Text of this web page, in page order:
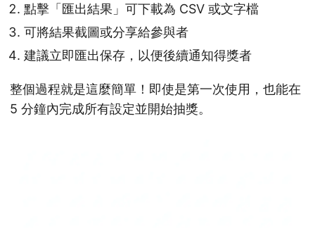
點擊「匯出結果」可下載為 CSV 或文字檔
可將結果截圖或分享給參與者
建議立即匯出保存，以便後續通知得獎者
整個過程就是這麼簡單！即使是第一次使用，也能在
5 分鐘內完成所有設定並開始抽獎。